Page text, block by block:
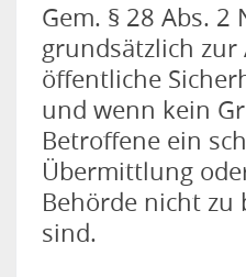
Gem. § 28 Abs. 2
grundsätzlich
öffentliche
und wenn kein
Betroffene ein
Übermittlung
Behörde nicht
sind.